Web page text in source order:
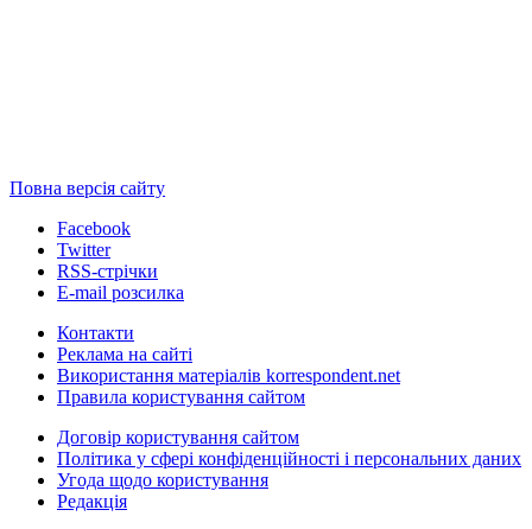
Повна версія сайту
Facebook
Twitter
RSS-стрічки
E-mail розсилка
Контакти
Реклама на сайті
Використання матеріалів korrespondent.net
Правила користування сайтом
Договір користування сайтом
Політика у сфері конфіденційності і персональних даних
Угода щодо користування
Редакція